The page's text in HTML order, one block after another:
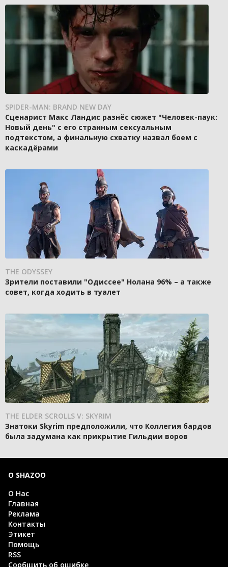
SPIDER-MAN: BRAND NEW DAY
Сценарист Макс Ландис разнёс сюжет "Человек-паук:
Новый день" с его странным сексуальным
подтекстом, а финальную схватку назвал боем с
каскадёрами
THE ODYSSEY
Зрители поставили "Одиссее" Нолана 96% – а также
совет, когда ходить в туалет
THE ELDER SCROLLS V: SKYRIM
Знатоки Skyrim предположили, что Коллегия бардов
была задумана как прикрытие Гильдии воров
О SHAZOO
О Нас
Главная
Реклама
Контакты
Этикет
Помощь
RSS
Сообщить об ошибке